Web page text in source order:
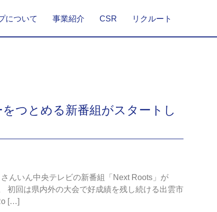
について 事業紹介 CSR リクルート
つとめる新番組がスタートし
んいん中央テレビの新番組「Next Roots」が
初回は県内外の大会で好成績を残し続ける出雲市
[…]